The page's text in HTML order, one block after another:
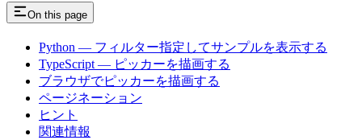
On this page
Python — フィルター指定してサンプルを表示する
TypeScript — ピッカーを描画する
ブラウザでピッカーを描画する
ページネーション
ヒント
関連情報